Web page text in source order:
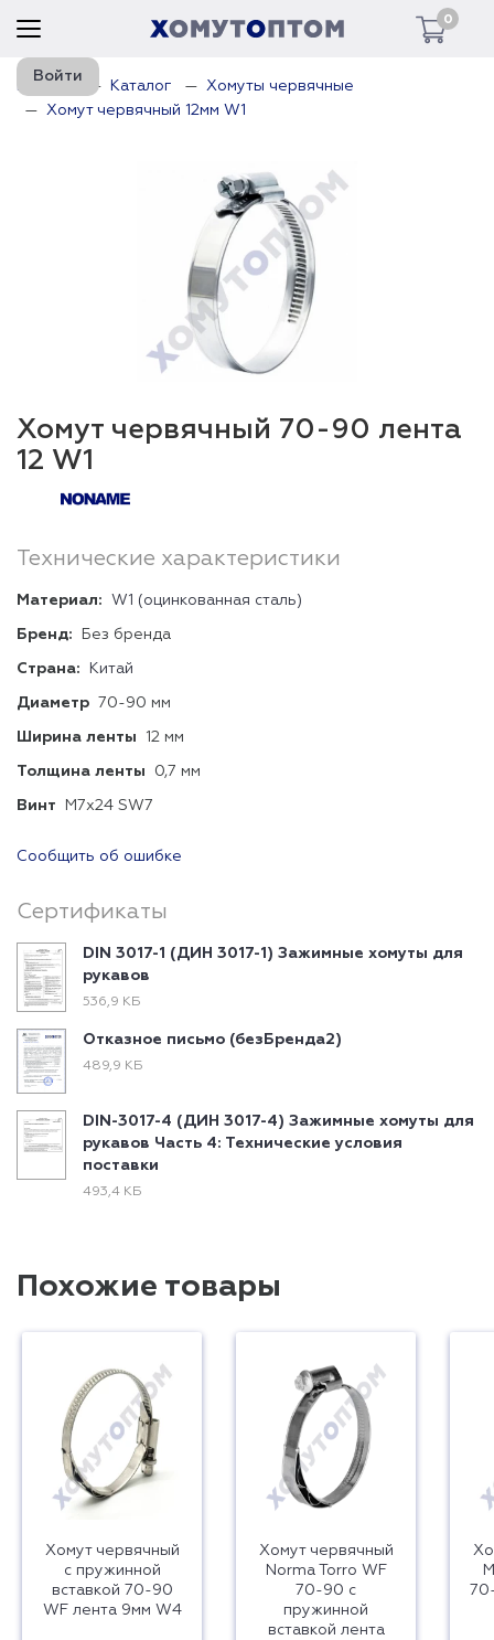
0
Войти
Главная Каталог
Хомуты червячные
Хомут червячный 12мм W1
Хомут червячный 70-90 лента
12 W1
Технические характеристики
Материал: W1 (оцинкованная сталь)
Бренд: Без бренда
Страна: Китай
Диаметр 70-90 мм
Ширина ленты 12 мм
Толщина ленты 0,7 мм
Винт М7х24 SW7
Сообщить об ошибке
Сертификаты
DIN 3017-1 (ДИН 3017-1) Зажимные хомуты для
рукавов
536,9 КБ
Отказное письмо (безБренда2)
489,9 КБ
DIN-3017-4 (ДИН 3017-4) Зажимные хомуты для
рукавов Часть 4: Технические условия
поставки
493,4 КБ
Похожие товары
Хомут червячный
с пружинной
вставкой 70-90
WF лента 9мм W4
Хомут червячный
Norma Torro WF
70-90 с
пружинной
вставкой лента